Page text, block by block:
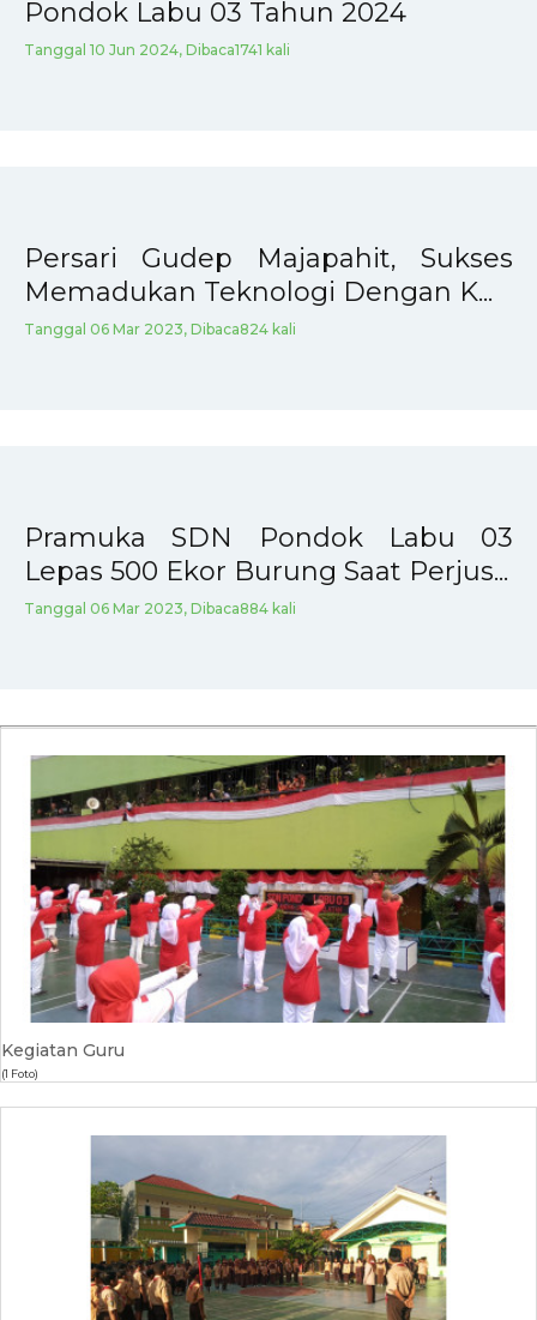
Pondok Labu 03 Tahun 2024
Tanggal 10 Jun 2024, Dibaca1741 kali
Persari Gudep Majapahit, Sukses
Memadukan Teknologi Dengan K...
Tanggal 06 Mar 2023, Dibaca824 kali
Pramuka SDN Pondok Labu 03
Lepas 500 Ekor Burung Saat Perjus...
Tanggal 06 Mar 2023, Dibaca884 kali
Kegiatan Guru
(1 Foto)